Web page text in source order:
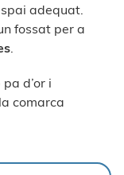
adequat.
fossat per a
.
d’or i
comarca